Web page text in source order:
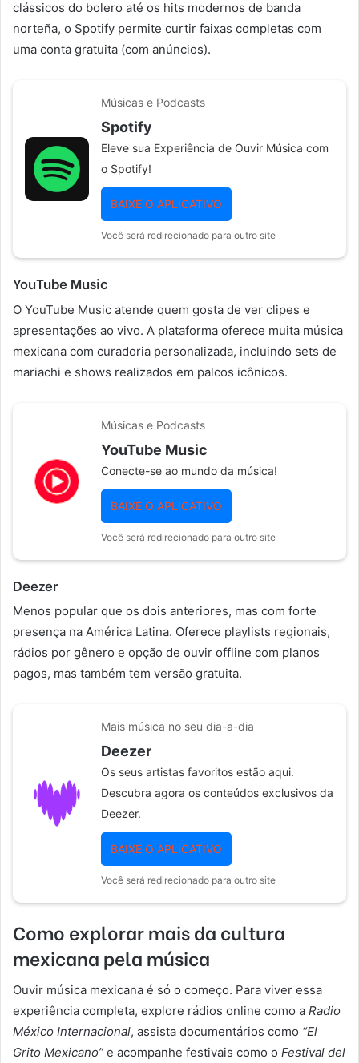
clássicos do bolero até os hits modernos de banda
norteña, o Spotify permite curtir faixas completas com
uma conta gratuita (com anúncios).
Músicas e Podcasts
Spotify
Eleve sua Experiência de Ouvir Música com
o Spotify!
BAIXE O APLICATIVO
Você será redirecionado para outro site
YouTube Music
O YouTube Music atende quem gosta de ver clipes e
apresentações ao vivo. A plataforma oferece muita música
mexicana com curadoria personalizada, incluindo sets de
mariachi e shows realizados em palcos icônicos.
Músicas e Podcasts
YouTube Music
Conecte-se ao mundo da música!
BAIXE O APLICATIVO
Você será redirecionado para outro site
Deezer
Menos popular que os dois anteriores, mas com forte
presença na América Latina. Oferece playlists regionais,
rádios por gênero e opção de ouvir offline com planos
pagos, mas também tem versão gratuita.
Mais música no seu dia-a-dia
Deezer
Os seus artistas favoritos estão aqui.
Descubra agora os conteúdos exclusivos da
Deezer.
BAIXE O APLICATIVO
Você será redirecionado para outro site
Como explorar mais da cultura
mexicana pela música
Ouvir música mexicana é só o começo. Para viver essa
experiência completa, explore rádios online como a Radio
México Internacional, assista documentários como “El
Grito Mexicano” e acompanhe festivais como o Festival del